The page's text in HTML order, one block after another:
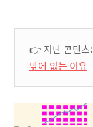
👉 지난 콘텐츠:
밖에 없는 이유